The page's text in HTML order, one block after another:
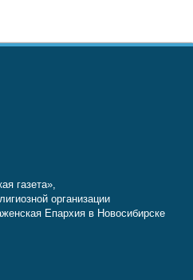
газета»,
организации
Епархия в Новосибирске